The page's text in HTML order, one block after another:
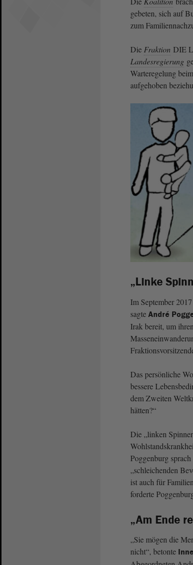
gebeten, sich auf
zum
Die Fraktion DIE
Landesregierung
Warteregelung
aufgehoben
„Linke
Im September
sagte André
Irak bereit, um
Das persönliche
bessere
dem Zweiten
hätten?“
Die „linken
Poggenburg
„schleichenden
ist auch für
forderte
„Am Ende
„Sie mögen die
nicht“, betonte